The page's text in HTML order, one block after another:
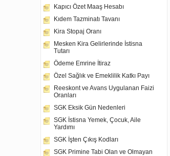
Kapıcı Özet Maaş Hesabı
Kıdem Tazminatı Tavanı
Kira Stopaj Oranı
Mesken Kira Gelirlerinde İstisna
Tutarı
Ödeme Emrine İtiraz
Özel Sağlık ve Emeklilik Katkı Payı
Reeskont ve Avans Uygulanan Faizi
Oranları
SGK Eksik Gün Nedenleri
SGK İstisna Yemek, Çocuk, Aile
Yardımı
SGK İşten Çıkış Kodları
SGK Primine Tabi Olan ve Olmayan